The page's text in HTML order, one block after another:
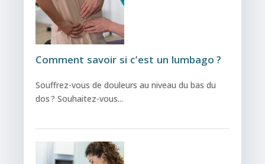
Comment savoir si c’est un lumbago ?
Souffrez-vous de douleurs au niveau du bas du
dos ? Souhaitez-vous...